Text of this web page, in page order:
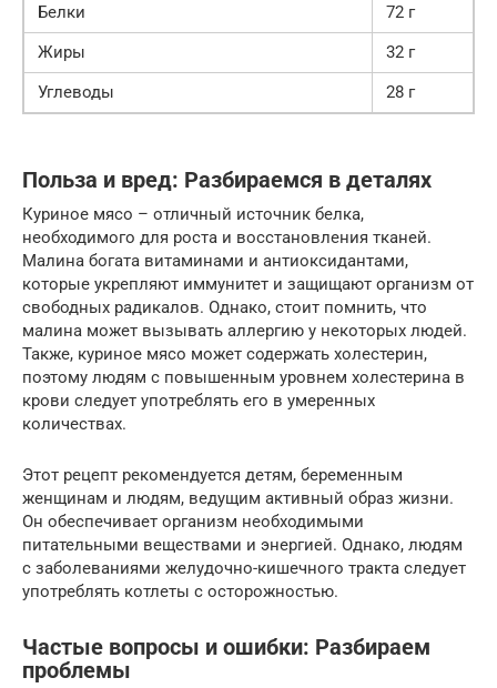
Белки
72 г
Жиры
32 г
Углеводы
28 г
Польза и вред: Разбираемся в деталях
Куриное мясо – отличный источник белка,
необходимого для роста и восстановления тканей.
Малина богата витаминами и антиоксидантами,
которые укрепляют иммунитет и защищают организм от
свободных радикалов. Однако, стоит помнить, что
малина может вызывать аллергию у некоторых людей.
Также, куриное мясо может содержать холестерин,
поэтому людям с повышенным уровнем холестерина в
крови следует употреблять его в умеренных
количествах.
Этот рецепт рекомендуется детям, беременным
женщинам и людям, ведущим активный образ жизни.
Он обеспечивает организм необходимыми
питательными веществами и энергией. Однако, людям
с заболеваниями желудочно-кишечного тракта следует
употреблять котлеты с осторожностью.
Частые вопросы и ошибки: Разбираем
проблемы